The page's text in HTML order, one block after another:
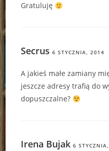
Gratuluję
Secrus 6 STYCZNIA, 2014
A jakieś małe zamiany
jeszcze adresy trafią do
dopuszczalne?
Irena Bujak 6